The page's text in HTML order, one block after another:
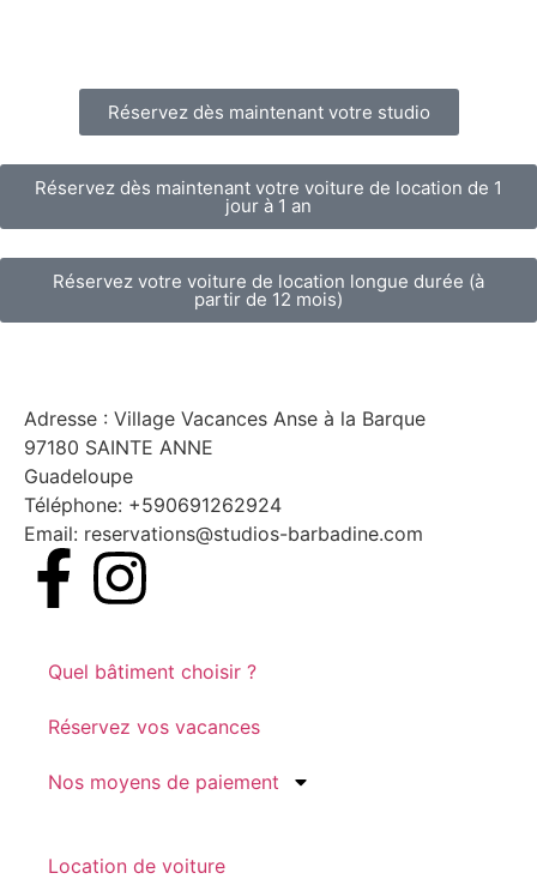
Réservez dès maintenant votre studio
Réservez dès maintenant votre voiture de location de 1
jour à 1 an
Réservez votre voiture de location longue durée (à
partir de 12 mois)
Adresse : Village Vacances Anse à la Barque
97180 SAINTE ANNE
Guadeloupe
Téléphone: +590691262924
Email: reservations@studios-barbadine.com
Quel bâtiment choisir ?
Réservez vos vacances
Nos moyens de paiement
Location de voiture